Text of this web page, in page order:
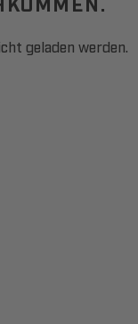
geladen werden.